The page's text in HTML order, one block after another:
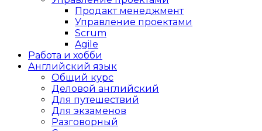
Продакт менеджмент
Управление проектами
Scrum
Agile
Работа и хобби
Английский язык
Общий курс
Деловой английский
Для путешествий
Для экзаменов
Разговорный